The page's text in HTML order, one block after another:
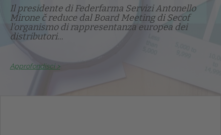
Il presidente di Federfarma Servizi Antonello
Mirone č reduce dal Board Meeting di Secof
l'organismo di rappresentanza europea dei
distributori...
Approfondisci >